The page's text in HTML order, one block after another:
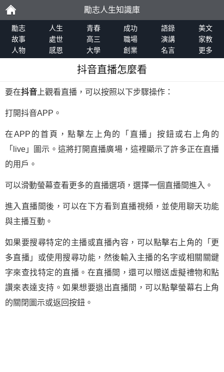
勵
志
勵志人生知識庫
勵志 人生 青春 成功 語錄
美文
故事
處世 高三 職場 演講
家教
人物
感恩 大學 創業 名言 更多
抖音直播怎麼看
要在抖音 上觀看直播，可以按照以下步驟操作：
打開抖音APP。
在APP的首頁，點擊左上角的「直播」按鈕或右上角的
「live」圖示。這將打開直播廣場，這裡顯示了許多正在直播
的用戶。
可以滑動螢幕查看更多的直播選項，選擇一個直播間進入。
進入直播間後，可以在下方看到直播視頻，並使用聊天功能
與主播互動。
如果要搜尋特定的主播或直播內容，可以點擊右上角的「更
多直播」或使用搜尋功能，然後輸入主播的名字或相關關鍵
字來查找特定的直播。在直播間，還可以贈送虛擬禮物和點
讚來表達支持。如果想要退出直播間，可以點擊螢幕右上角
的關閉圖示或返回按鈕。